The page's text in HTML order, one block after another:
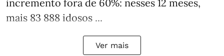
incremento fora de 60%: nesses 12 meses,
mais 83 888 idosos ...
Ver mais